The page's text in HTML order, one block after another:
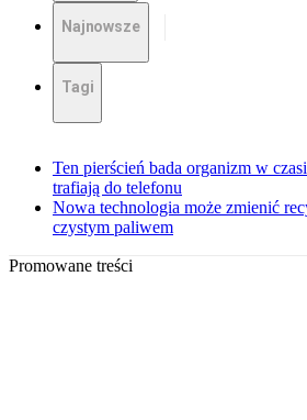
Najnowsze
Tagi
Ten pierścień bada organizm w
trafiają do telefonu
Nowa technologia może zmienić
czystym paliwem
Promowane treści